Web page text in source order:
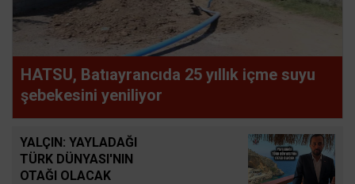
HATSU, Batıayrancıda 25 yıllık içme suyu
şebekesini yeniliyor
YALÇIN: YAYLADAĞI
TÜRK DÜNYASI'NIN
OTAĞI OLACAK